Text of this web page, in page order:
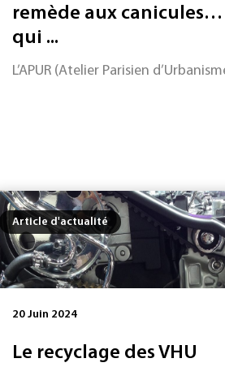
les métiers manuels en
remède aux canicules…
qui ...
L’APUR (Atelier Parisien
Article d'actualité
20 Juin 2024
Le recyclage des VHU